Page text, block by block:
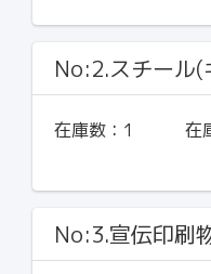
No:2.スチール(
在庫数： 1 在
No:3.宣伝印刷